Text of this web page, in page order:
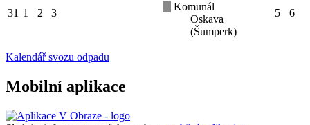
31 1 2 3
Komunál
Oskava
(Šumperk)
5 6
Kalendář svozu odpadu
Mobilní aplikace